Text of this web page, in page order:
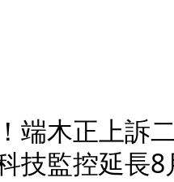
端木正上訴
監控延長8